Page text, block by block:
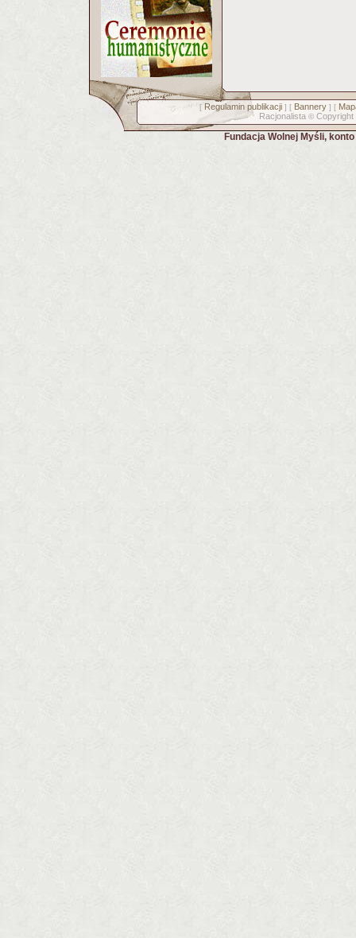
[ Regulamin publikacji] [ Bannery] [
Racjonalista © Copyright
Fundacja Wolnej Myśli,